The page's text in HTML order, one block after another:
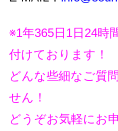
※1年365日1日24時
付けております！
どんな些細なご質
せん！
どうぞお気軽にお